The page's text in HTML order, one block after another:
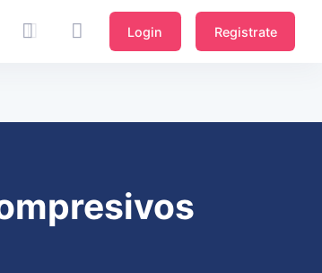
Login Registrate